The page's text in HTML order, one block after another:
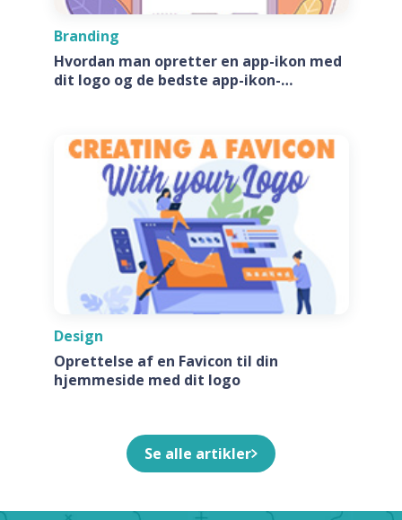
Branding
Hvordan man opretter en app-ikon med
dit logo og de bedste app-ikon-
Design
Oprettelse af en Favicon til din
hjemmeside med dit logo
Se alle artikler